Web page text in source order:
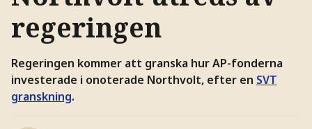
regeringen
Regeringen kommer att granska hur AP-fonderna
investerade i onoterade Northvolt, efter en SVT
granskning.